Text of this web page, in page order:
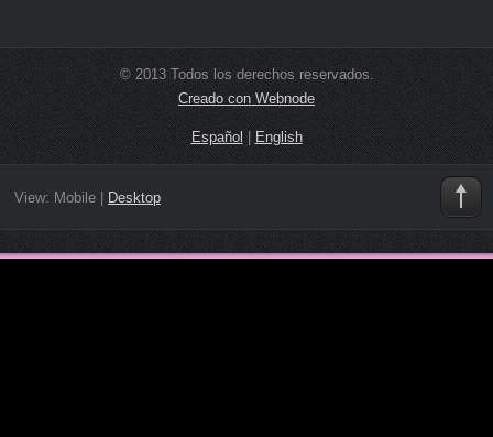
© 2013 Todos los derechos reservados.
Creado con Webnode
Español | English
View: Mobile| Desktop